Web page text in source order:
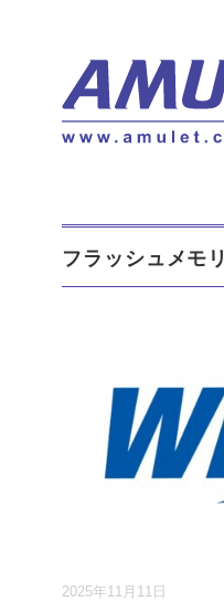
フラッシュメモリ
2025年11月11日